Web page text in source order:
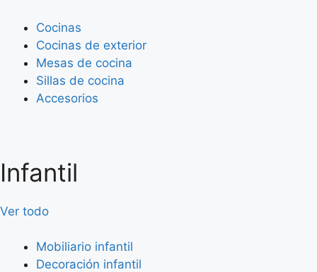
Cocinas
Cocinas de exterior
Mesas de cocina
Sillas de cocina
Accesorios
Infantil
Ver todo
Mobiliario infantil
Decoración infantil